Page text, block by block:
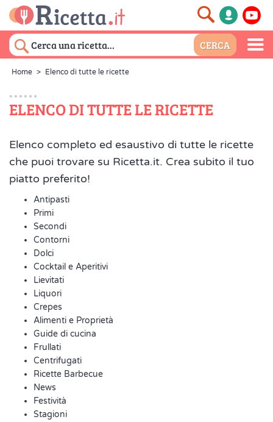
Home > Elenco di tutte le ricette
ELENCO DI TUTTE LE RICETTE
Elenco completo ed esaustivo di tutte le ricette
che puoi trovare su Ricetta.it. Crea subito il tuo
piatto preferito!
Antipasti
Primi
Secondi
Contorni
Dolci
Cocktail e Aperitivi
Lievitati
Liquori
Crepes
Alimenti e Proprietà
Guide di cucina
Frullati
Centrifugati
Ricette Barbecue
News
Festività
Stagioni